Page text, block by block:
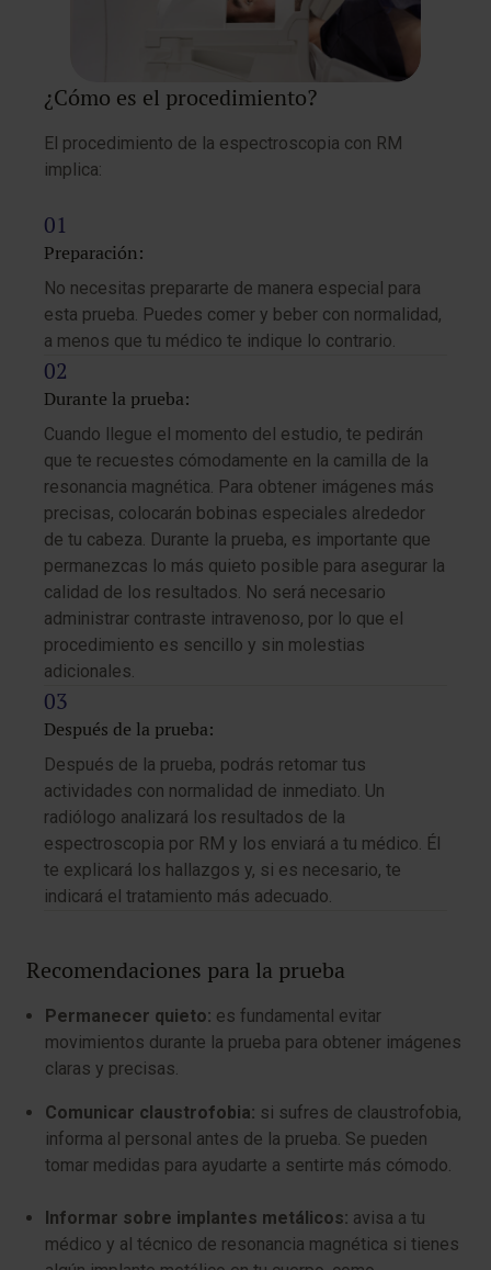
¿Cómo es el procedimiento?
El procedimiento de la espectroscopia con RM
implica:
Preparación:
No necesitas prepararte de manera especial para
esta prueba. Puedes comer y beber con normalidad,
a menos que tu médico te indique lo contrario.
Durante la prueba:
Cuando llegue el momento del estudio, te pedirán
que te recuestes cómodamente en la camilla de la
resonancia magnética. Para obtener imágenes más
precisas, colocarán bobinas especiales alrededor
de tu cabeza. Durante la prueba, es importante que
permanezcas lo más quieto posible para asegurar la
calidad de los resultados. No será necesario
administrar contraste intravenoso, por lo que el
procedimiento es sencillo y sin molestias
adicionales.
Después de la prueba:
Después de la prueba, podrás retomar tus
actividades con normalidad de inmediato. Un
radiólogo analizará los resultados de la
espectroscopia por RM y los enviará a tu médico. Él
te explicará los hallazgos y, si es necesario, te
indicará el tratamiento más adecuado.
Recomendaciones para la prueba
Permanecer quieto: es fundamental evitar
movimientos durante la prueba para obtener imágenes
claras y precisas.
Comunicar claustrofobia: si sufres de claustrofobia,
informa al personal antes de la prueba. Se pueden
tomar medidas para ayudarte a sentirte más cómodo.
Informar sobre implantes metálicos: avisa a tu
médico y al técnico de resonancia magnética si tienes